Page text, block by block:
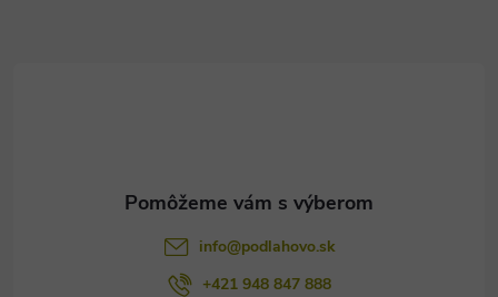
info@podlahovo.sk
+421 948 847 888